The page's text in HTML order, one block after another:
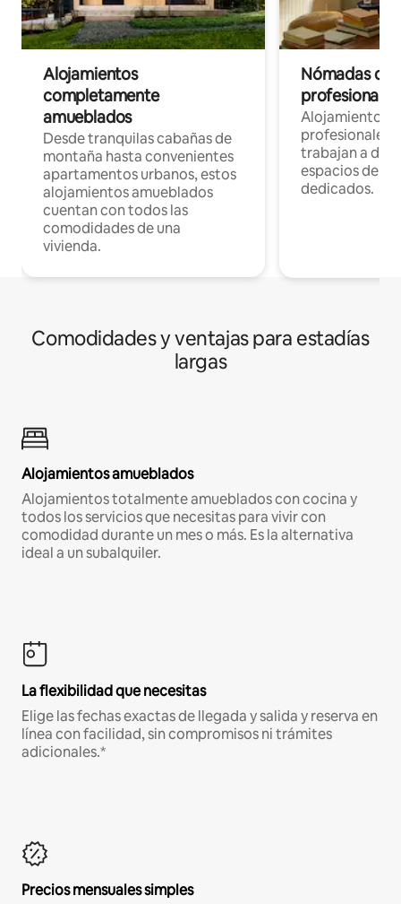
Alojamientos
completamente
amueblados
Desde tranquilas cabañas de
montaña hasta convenientes
apartamentos urbanos, estos
alojamientos amueblados
cuentan con todos las
comodidades de una
vivienda.
Nómadas
Alojamientos
profesionales
trabajan a
espacios de
dedicados.
Comodidades y ventajas para estadías
largas
Alojamientos amueblados
Alojamientos totalmente amueblados con cocina y
todos los servicios que necesitas para vivir con
comodidad durante un mes o más. Es la alternativa
ideal a un subalquiler.
La flexibilidad que necesitas
Elige las fechas exactas de llegada y salida y reserva en
línea con facilidad, sin compromisos ni trámites
adicionales.*
Precios mensuales simples